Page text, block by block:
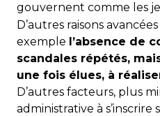
gouvernent comme les
D’autres raisons
exemple l’absence de
scandales répétés,
une fois élues, à
D’autres facteurs, plus
administrative à